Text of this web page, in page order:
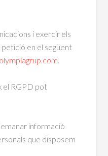
i exercir els
en el següent
.
el RGPD pot
informació
que disposem